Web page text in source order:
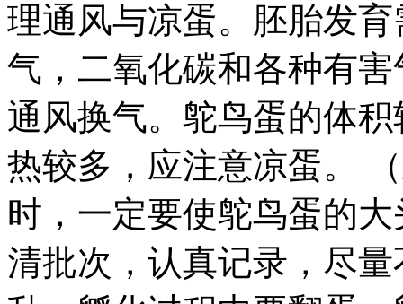
理通风与凉蛋。胚胎发
气，二氧化碳和各种有
通风换气。鸵鸟蛋的体
热较多，应注意凉蛋。
时，一定要使鸵鸟蛋的
清批次，认真记录，尽